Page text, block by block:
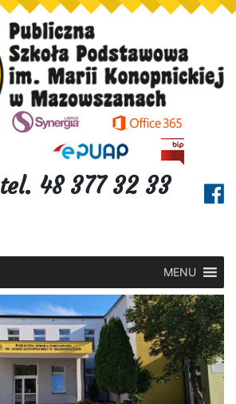
tel. 48 377 32 33
MENU